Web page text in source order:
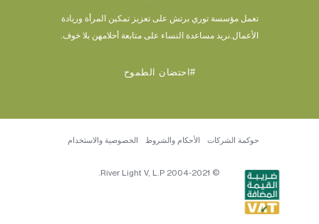
تعمل مؤسسة توري برتش على تعزيز تمكين المرأة وريادة
الأعمال. نريد مساعدة النساء على متابعة أحلامهن بلا خوف.
#احتضان الطموح
© 2004-2021 River Light V, L.P.
حوكمة الشركات الأحكام والشروط الخصوصية والاستخدام